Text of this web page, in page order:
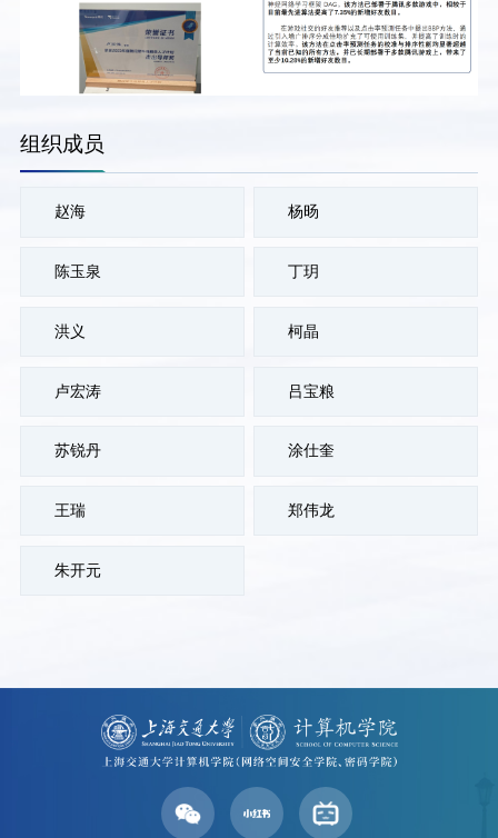
组织成员
赵海 杨旸
陈玉泉 丁玥
洪义 柯晶
卢宏涛 吕宝粮
苏锐丹 涂仕奎
王瑞 郑伟龙
朱开元